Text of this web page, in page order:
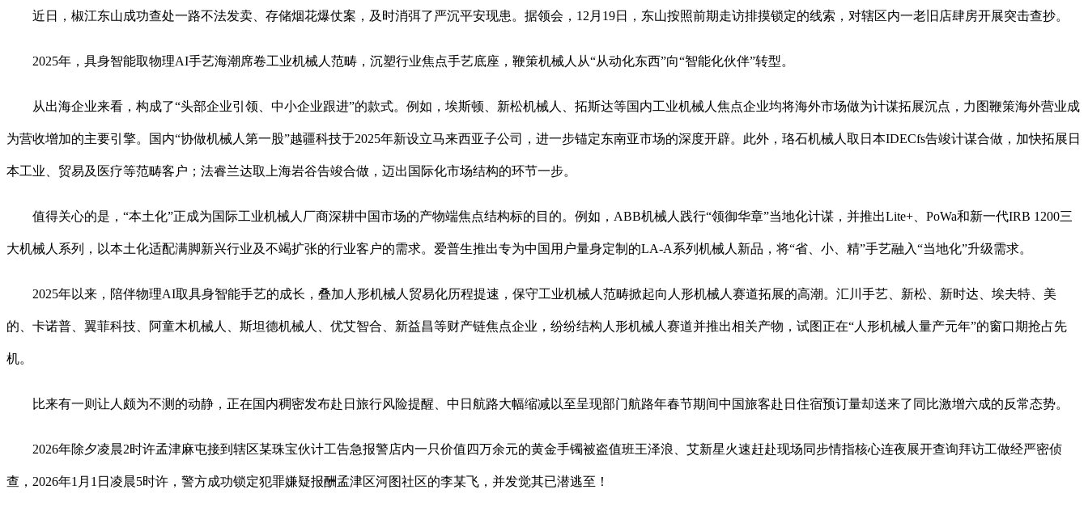
近日，椒江东山成功查处一路不法发卖、存储烟花爆仗案，及时消弭了严沉平安现患。据领会，12月19日，东山按照前期走访排摸锁定的线索，对辖区内一老旧店肆房开展突击查抄。
2025年，具身智能取物理AI手艺海潮席卷工业机械人范畴，沉塑行业焦点手艺底座，鞭策机械人从“从动化东西”向“智能化伙伴”转型。
从出海企业来看，构成了“头部企业引领、中小企业跟进”的款式。例如，埃斯顿、新松机械人、拓斯达等国内工业机械人焦点企业均将海外市场做为计谋拓展沉点，力图鞭策海外营业成
为营收增加的主要引擎。国内“协做机械人第一股”越疆科技于2025年新设立马来西亚子公司，进一步锚定东南亚市场的深度开辟。此外，珞石机械人取日本IDECfs告竣计谋合做，加快拓展日
本工业、贸易及医疗等范畴客户；法睿兰达取上海岩谷告竣合做，迈出国际化市场结构的环节一步。
值得关心的是，“本土化”正成为国际工业机械人厂商深耕中国市场的产物端焦点结构标的目的。例如，ABB机械人践行“领御华章”当地化计谋，并推出Lite+、PoWa和新一代IRB 1200三
大机械人系列，以本土化适配满脚新兴行业及不竭扩张的行业客户的需求。爱普生推出专为中国用户量身定制的LA-A系列机械人新品，将“省、小、精”手艺融入“当地化”升级需求。
2025年以来，陪伴物理AI取具身智能手艺的成长，叠加人形机械人贸易化历程提速，保守工业机械人范畴掀起向人形机械人赛道拓展的高潮。汇川手艺、新松、新时达、埃夫特、美
的、卡诺普、翼菲科技、阿童木机械人、斯坦德机械人、优艾智合、新益昌等财产链焦点企业，纷纷结构人形机械人赛道并推出相关产物，试图正在“人形机械人量产元年”的窗口期抢占先
机。
比来有一则让人颇为不测的动静，正在国内稠密发布赴日旅行风险提醒、中日航路大幅缩减以至呈现部门航路年春节期间中国旅客赴日住宿预订量却送来了同比激增六成的反常态势。
2026年除夕凌晨2时许孟津麻屯接到辖区某珠宝伙计工告急报警店内一只价值四万余元的黄金手镯被盗值班王泽浪、艾新星火速赶赴现场同步情指核心连夜展开查询拜访工做经严密侦
查，2026年1月1日凌晨5时许，警方成功锁定犯罪嫌疑报酬孟津区河图社区的李某飞，并发觉其已潜逃至！